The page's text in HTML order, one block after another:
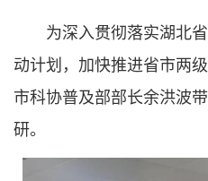
为深入贯彻落实湖北
动计划，加快推进省市两
市科协普及部部长余洪波
研。